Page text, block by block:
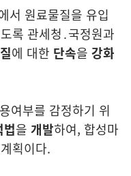
서 원료물질을 유입
록 관세청․국정원과
에 대한 단속을 강화
여부를 감정하기 위
을 개발하여, 합성마
획이다.